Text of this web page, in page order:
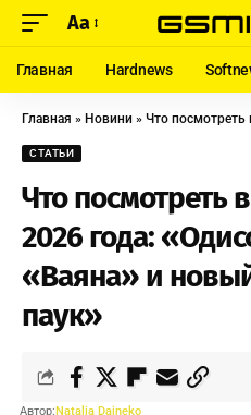
Aa
Главная Hardnews
Главная » Новини » Что посмотреть в кино в июле
СТАТЬИ
Что посмотреть
2026 года:
«Ваяна» и
паук»
Автор:Natalia Daineko